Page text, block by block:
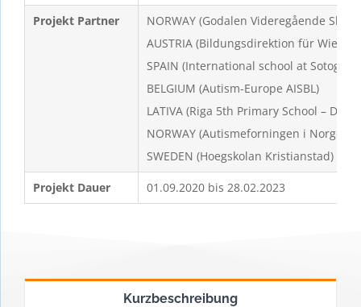
Projekt Partner
NORWAY (Godalen Videregående Skole)
AUSTRIA (Bildungsdirektion für Wien)
SPAIN (International school at
BELGIUM (Autism-Europe AISBL)
LATIVA (Riga 5th Primary School –
NORWAY (Autismeforningen i Norge)
SWEDEN (Hoegskolan Kristianstad)
Projekt Dauer 01.09.2020 bis 28.02.2023
Kurzbeschreibung